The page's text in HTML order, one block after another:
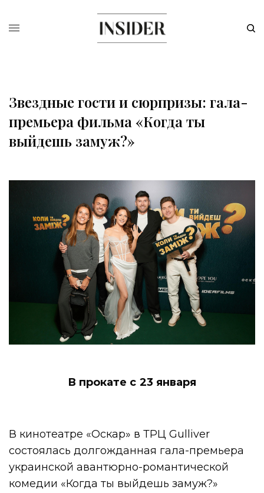
Звездные гости и сюрпризы: гала-
премьера фильма «Когда ты
выйдешь замуж?»
В прокате с 23 января
В кинотеатре «Оскар» в ТРЦ Gulliver
состоялась долгожданная гала-премьера
украинской авантюрно-романтической
комедии «Когда ты выйдешь замуж?»